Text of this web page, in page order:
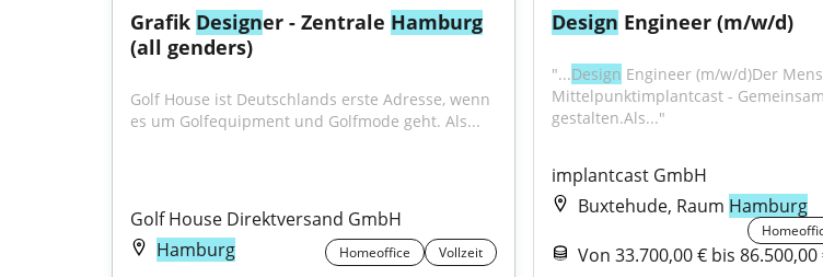
Grafik Designer - Zentrale Hamburg
(all genders)
Golf House ist Deutschlands erste Adresse, wenn
es um Golfequipment und Golfmode geht. Als...
Golf House Direktversand GmbH
Hamburg
Homeoffice Vollzeit
Design Engineer (m/w/d)
"...Design Engineer (m/w/d)Der
Mittelpunktimplantcast -
gestalten.Als..."
implantcast GmbH
Buxtehude, Raum Hamburg
Von 33.700,00 € bis 86.500,00